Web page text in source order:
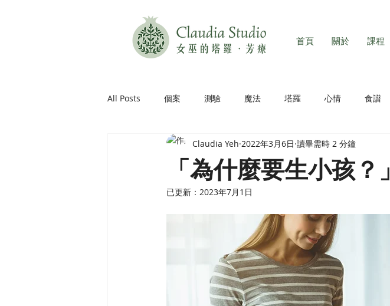
首頁 關於 課程
All Posts 個案 測驗 魔法 塔羅 心情 食譜
「為什麼要生小孩？」
Claudia Yeh 2022年3月6日 讀畢需時 2 分鐘
已更新： 2023年7月1日